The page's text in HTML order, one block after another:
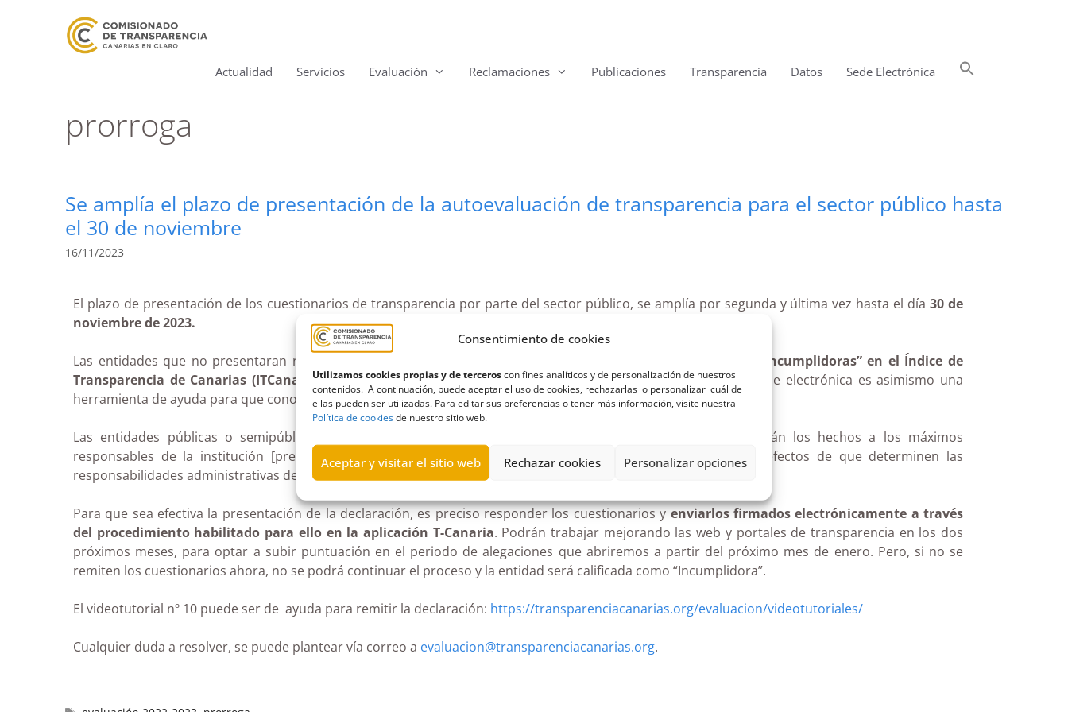
Consentimiento de cookies
Utilizamos cookies propias y de terceroscon fines analíticos y de personalización de nuestros
contenidos. A continuación, puede aceptar el uso de cookies, rechazarlas o personalizar cuál de
ellas pueden ser utilizadas. Para editar sus preferencias o tener más información, visite nuestra
Política de cookiesde nuestro sitio web.
Aceptar y visitar el sitio web Rechazar cookies Personalizar opciones
Actualidad Servicios Evaluación Reclamaciones Publicaciones Transparencia Datos Sede Electrónica
prorroga
Se amplía el plazo de presentación de la autoevaluación de transparencia para el sector público hasta
el 30 de noviembre
16/11/2023
El plazo de presentación de los cuestionarios de transparencia por parte del sector público, se amplía por segunda y última vez hasta el día 30 de
noviembre de 2023.
Las entidades que no presentaran ninguna información antes de esa fecha, según la ley, se calificarán
como “Incumplidoras” en el Índice de
Transparencia de Canarias (ITCanarias). La aplicación T-Canaria que ponemos a su disposición en nuestra sede electrónica es asimismo una
herramienta de ayuda para que conozcan si están cumpliendo adecuadamente las normas.
Las entidades públicas o semipúblicas que mantengan el incumplimiento serán apercibidas y se comunicarán los hechos a los máximos
responsables de la institución [presidentes de cabildos y Gobierno de Canarias, alcaldes y rectores], a los efectos de que determinen las
responsabilidades administrativas derivadas del régimen sancionador de la Ley de Transparencia de Canarias.
Para que sea efectiva la presentación de la declaración, es preciso responder los cuestionarios yenviarlos firmados electrónicamente a través
del procedimiento habilitado para ello en la aplicación T-Canaria. Podrán trabajar mejorando las web y portales de transparencia en los dos
próximos meses, para optar a subir puntuación en el periodo de alegaciones que abriremos a partir del próximo mes de enero. Pero, si no se
remiten los cuestionarios ahora, no se podrá continuar el proceso y la entidad será calificada como “Incumplidora”.
El videotutorial nº 10 puede ser de ayuda para remitir la declaración: https://transparenciacanarias.org/evaluacion/videotutoriales/
Cualquier duda a resolver, se puede plantear vía correo a evaluacion@transparenciacanarias.org.